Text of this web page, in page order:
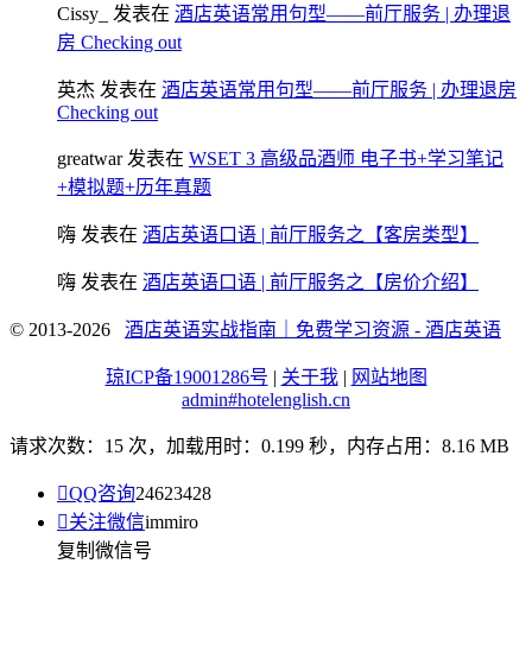
Cissy_ 发表在 酒店英语常用句型——前厅服务 | 办理退
房 Checking out
英杰 发表在 酒店英语常用句型——前厅服务 | 办理退房
Checking out
greatwar发表在 WSET 3 高级品酒师 电子书+学习笔记
+模拟题+历年真题
嗨 发表在 酒店英语口语 | 前厅服务之【客房类型】
嗨 发表在 酒店英语口语 | 前厅服务之【房价介绍】
© 2013-2026 酒店英语实战指南｜免费学习资源 - 酒店英语
琼ICP备19001286号 | 关于我 | 网站地图
admin#hotelenglish.cn
请求次数：15 次，加载用时：0.199 秒，内存占用：8.16 MB
QQ咨询24623428
关注微信immiro
复制微信号